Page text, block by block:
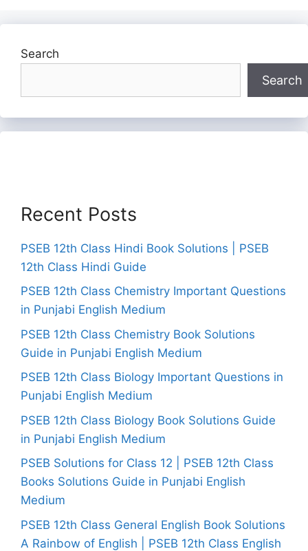
Search
Search
Recent Posts
PSEB 12th Class Hindi Book Solutions | PSEB
12th Class Hindi Guide
PSEB 12th Class Chemistry Important Questions
in Punjabi English Medium
PSEB 12th Class Chemistry Book Solutions
Guide in Punjabi English Medium
PSEB 12th Class Biology Important Questions in
Punjabi English Medium
PSEB 12th Class Biology Book Solutions Guide
in Punjabi English Medium
PSEB Solutions for Class 12 | PSEB 12th Class
Books Solutions Guide in Punjabi English
Medium
PSEB 12th Class General English Book Solutions
A Rainbow of English | PSEB 12th Class English